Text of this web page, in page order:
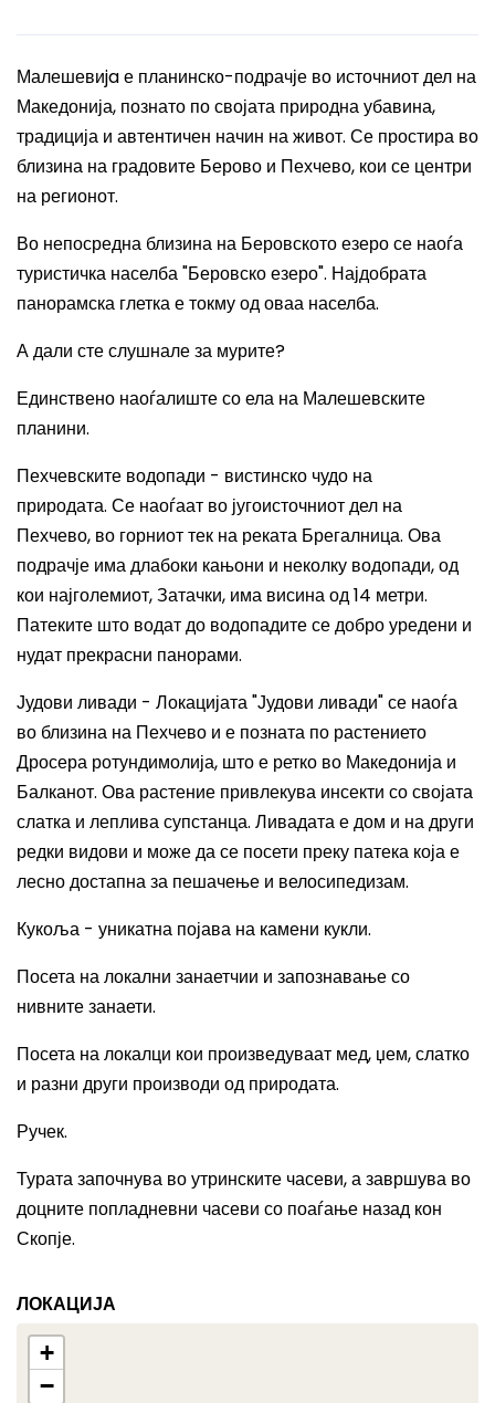
Малешевиja е планинско-подрачје во источниот дел на
Македонија, познато по својата природна убавина,
традиција и автентичен начин на живот. Се простира во
близина на градовите Берово и Пехчево, кои се центри
на регионот.
Во непосредна близина на Беровското езеро се наоѓа
туристичка населба "Беровско езеро". Најдобрата
панорамска глетка е токму од оваа населба.
А дали сте слушнале за мурите?
Единствено наоѓалиште со ела на Малешевските
планини.
Пехчевските водопади - вистинско чудо на
природата. Се наоѓаат во југоисточниот дел на
Пехчево, во горниот тек на реката Брегалница. Ова
подрачје има длабоки кањони и неколку водопади, од
кои најголемиот, Затачки, има висина од 14 метри.
Патеките што водат до водопадите се добро уредени и
нудат прекрасни панорами.
Јудови ливади - Локацијата "Јудови ливади" се наоѓа
во близина на Пехчево и е позната по растението
Дросера ротундимолија, што е ретко во Македонија и
Балканот. Ова растение привлекува инсекти со својата
слатка и леплива супстанца. Ливадата е дом и на други
редки видови и може да се посети преку патека која е
лесно достапна за пешачење и велосипедизам.
Кукоља - уникатна појава на камени кукли.
Посета на локални занаетчии и запознавање со
нивните занаети.
Посета на локалци кои произведуваат мед, џем, слатко
и разни други производи од природата.
Ручек.
Турата започнува во утринските часеви, а завршува во
доцните попладневни часеви со поаѓање назад кон
Скопје.
ЛОКАЦИЈА
+
−